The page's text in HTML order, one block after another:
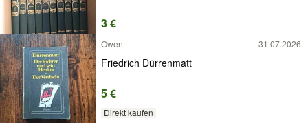
3 €
Owen 31.07.2026
Friedrich Dürrenmatt
5 €
Direkt kaufen